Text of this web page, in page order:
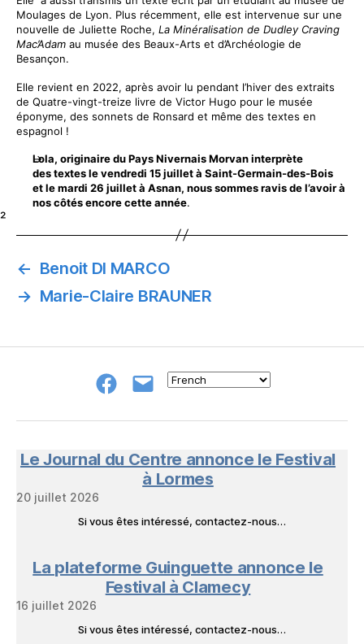
Moulages de Lyon. Plus récemment, elle est intervenue sur une
nouvelle de Juliette Roche, La Minéralisation de Dudley Craving
Mac’Adam au musée des Beaux-Arts et d’Archéologie de
Besançon.
Elle revient en 2022, après avoir lu pendant l’hiver des extraits
de Quatre-vingt-treize livre de Victor Hugo pour le musée
éponyme, des sonnets de Ronsard et même des textes en
espagnol !
Lola, originaire du Pays Nivernais Morvan interprète
des textes le vendredi 15 juillet à Saint-Germain-des-Bois
et le mardi 26 juillet à Asnan, nous sommes ravis de l’avoir à
nos côtés encore cette année.
²
← Benoit DI MARCO
→ Marie-Claire BRAUNER
Groupe
NeL
E-
à
Livres
Le Journal du Centre annonce le Festival
à Lormes
20 juillet 2026
Si vous êtes intéressé, contactez-nous…
La plateforme Guinguette annonce le
Festival à Clamecy
16 juillet 2026
Si vous êtes intéressé, contactez-nous…